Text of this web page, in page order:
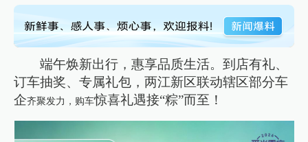
端午焕新出行，惠享品质生活。到店有礼、
订车抽奖、专属礼包，两江新区联动辖区部分车
企齐聚发力，购车惊喜礼遇接“粽”而至！